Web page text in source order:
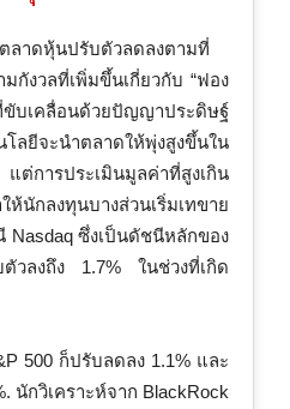
ลาดหุ้นปรับตัวลดลงตามที่
กังวลที่เพิ่มขึ้นเกี่ยวกับ “ฟอง
ขับเคลื่อนด้วยปัญญาประดิษฐ์
ลยีจะนำตลาดให้พุ่งสูงขึ้นใน
ต่การประเมินมูลค่าที่สูงเกิน
นักลงทุนบางส่วนเริ่มเทขาย
Nasdaq ซึ่งเป็นดัชนีหลักของ
วลงถึง 1.7% ในช่วงที่เกิด
500 ก็ปรับลดลง 1.1% และ
นักวิเคราะห์จาก BlackRock